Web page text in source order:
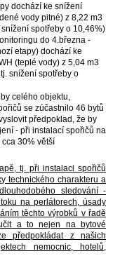
dochází ke snížení
vody pitné) z 8,22 m3
spotřeby o 10,46%)
do 4.března -
etapy) dochází ke
(teplé vody) z 5,04 m3
snížení spotřeby o
celého objektu,
se zúčastnilo 46 bytů
předpoklad, že by
- při instalací spořičů na
30% větší
tj. při instalaci spořičů
technického charakteru a
sledování -
na perlátorech, úsady
těchto výrobků v řadě
a to nejen na bytové
předpokládat z našich
nemocnic, hotelů,